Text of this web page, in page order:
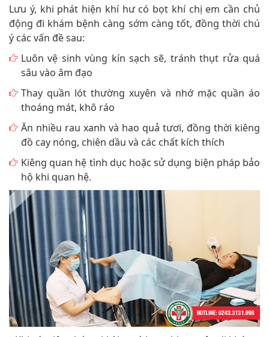
Lưu ý, khi phát hiện khí hư có bọt khí chị em cần chủ
động đi khám bệnh càng sớm càng tốt, đồng thời chú
ý các vấn đề sau:
Luôn vệ sinh vùng kín sạch sẽ, tránh thụt rửa quá
sâu vào âm đạo
Thay quần lót thường xuyên và nhớ mặc quần áo
thoáng mát, khô ráo
Ăn nhiều rau xanh và hao quả tươi, đồng thời kiêng
đồ cay nóng, chiên dầu và các chất kích thích
Kiêng quan hệ tình dục hoặc sử dụng biện pháp bảo
hộ khi quan hệ.